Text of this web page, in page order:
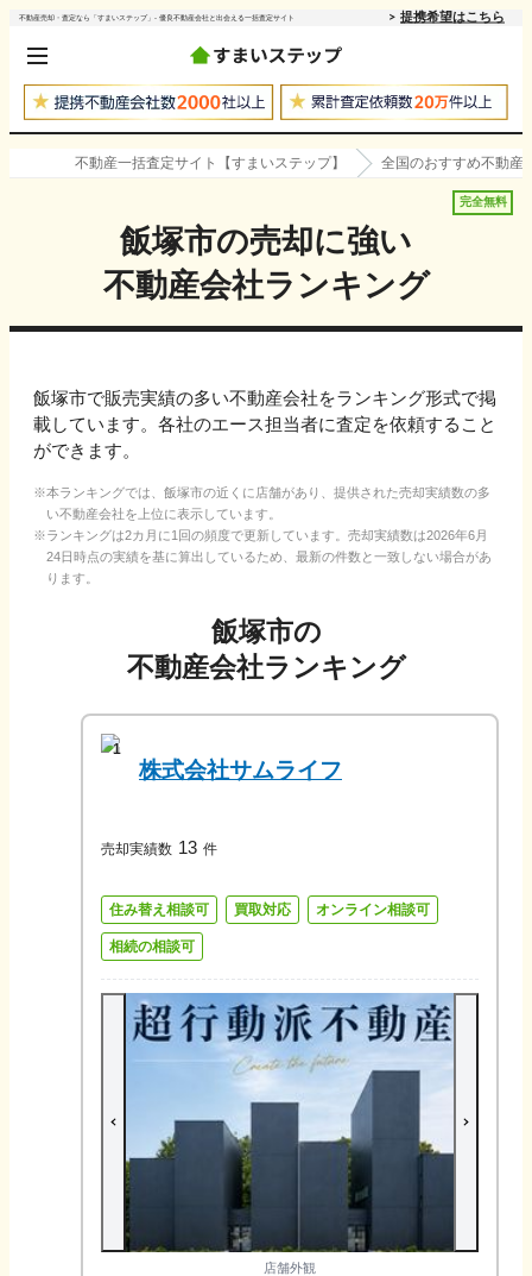
不動産売却・査定なら「すまいステップ」- 優良不動産会社と出会える一括査定サイト 提携希望はこちら
不動産一括査定サイト【すまいステップ】 全国のおすすめ不動産
完全無料
飯塚市の売却に強い
不動産会社ランキング
飯塚市で販売実績の多い不動産会社をランキング形式で掲
載しています。各社のエース担当者に査定を依頼すること
ができます。
本ランキングでは、 飯塚市の近くに店舗があり、提供された売却実績数の多
い不動産会社を上位に表示しています。
ランキングは2カ月に1回の頻度で更新しています。売却実績数は2026年6月
24日時点の実績を基に算出しているため、最新の件数と一致しない場合があ
ります。
飯塚市の
不動産会社ランキング
1
株式会社サムライフ
売却実績数 13 件
住み替え相談可 買取対応 オンライン相談可
相続の相談可
店舗外観